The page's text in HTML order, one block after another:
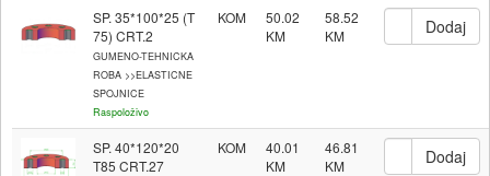
SP. 35*100*25 (T
75) CRT.2
GUMENO-TEHNICKA
ROBA >>ELASTICNE
SPOJNICE
Raspoloživo
KOM 50.02 58.52
SP. 40*120*20
T85 CRT.27
KOM 40.01 46.81